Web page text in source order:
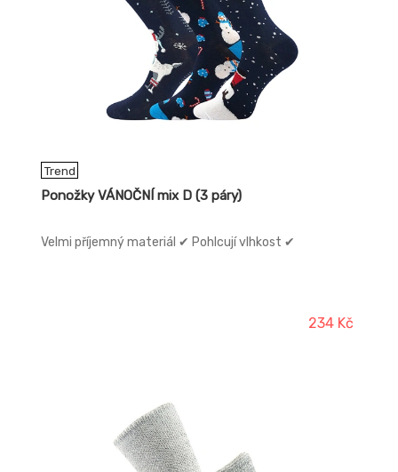
Trend
Ponožky VÁNOČNÍ mix D (3 páry)
Velmi příjemný materiál ✔ Pohlcují vlhkost ✔
234 Kč